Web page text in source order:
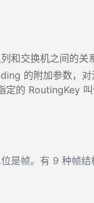
和交换机之间的关
的附加参数，
定的 RoutingKey
是帧。有 9 种帧